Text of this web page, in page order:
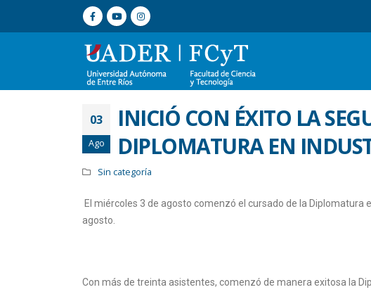
03
Ago
INICIÓ CON ÉXITO LA
DIPLOMATURA EN
Sin categoría
El miércoles 3 de agosto comenzó el cursado de la
agosto.
Con más de treinta asistentes, comenzó de manera exitosa la